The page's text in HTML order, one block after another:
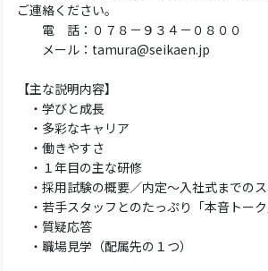
ご連絡ください。
電 話：０７８－９３４－０８００
メール：tamura@seikaen.jp
【主な説明内容】
・学びと成長
・多彩なキャリア
・働きやすさ
・１年目の主な研修
・採用試験の概要／内定～入社式までの
・若手スタッフとのたっぷり「本音トー
・質疑応答
・職場見学（配属先の１つ）